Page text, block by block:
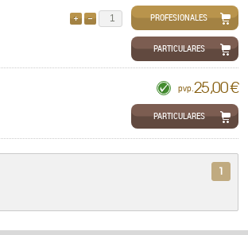
QUITARPROFESIONALES
PARTICULARES
pvp. 25,00 €
PARTICULARES
1